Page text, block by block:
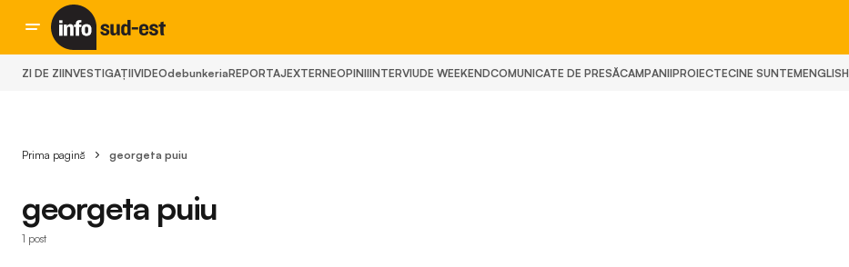
ZI DE ZIINVESTIGAȚIIVIDEOdebunkeriaREPORTAJEXTERNEOPINIIINTERVIUDE WEEKENDCOMUNICATE DE PRESĂCAMPANIIPROIECTECINE SUNTEMENGLISH
Prima pagină georgeta puiu
georgeta puiu
1 post